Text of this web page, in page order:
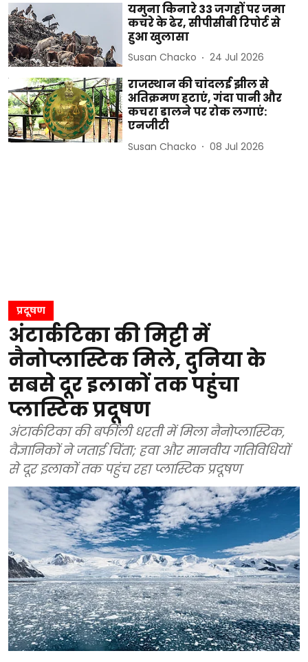
यमुना किनारे 33 जगहों पर जमा
कचरे के ढेर, सीपीसीबी रिपोर्ट से
हुआ खुलासा
Susan Chacko 24 Jul 2026
राजस्थान की चांदलई झील से
अतिक्रमण हटाएं, गंदा पानी और
कचरा डालने पर रोक लगाएं:
एनजीटी
Susan Chacko 08 Jul 2026
प्रदूषण
अंटार्कटिका की मिट्टी में
नैनोप्लास्टिक मिले, दुनिया के
सबसे दूर इलाकों तक पहुंचा
प्लास्टिक प्रदूषण
अंटार्कटिका की बर्फीली धरती में मिला नैनोप्लास्टिक,
वैज्ञानिकों ने जताई चिंता; हवा और मानवीय गतिविधियों
से दूर इलाकों तक पहुंच रहा प्लास्टिक प्रदूषण